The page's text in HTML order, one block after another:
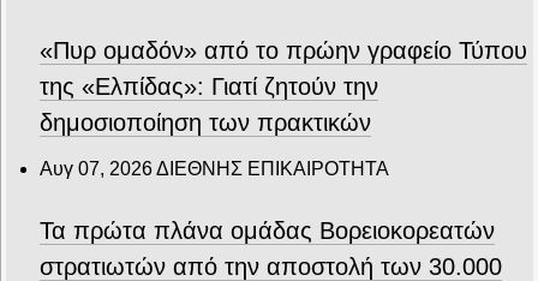
«Πυρ ομαδόν» από το πρώην γραφείο Τύπου
της «Ελπίδας»: Γιατί ζητούν την
δημοσιοποίηση των πρακτικών
Αυγ 07, 2026ΔΙΕΘΝΗΣ ΕΠΙΚΑΙΡΟΤΗΤΑ
Τα πρώτα πλάνα ομάδας Βορειοκορεατών
στρατιωτών από την αποστολή των 30.000